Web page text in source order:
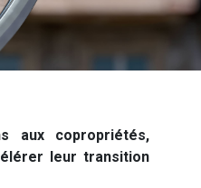
aux copropriétés,
leur transition